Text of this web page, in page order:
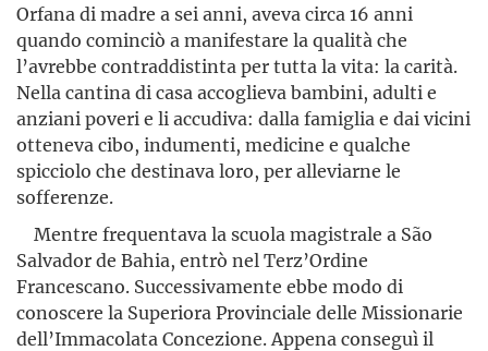
Orfana di madre a sei anni, aveva circa 16 anni
quando cominciò a manifestare la qualità che
l’avrebbe contrad­distinta per tutta la vita: la carità.
Nella cantina di casa accoglieva bambini, adulti e
anziani poveri e li accudiva: dalla famiglia e dai vicini
otteneva cibo, indumenti, medicine e qualche
spicciolo che destinava loro, per alleviarne le
sofferenze.
Mentre frequentava la scuola magistrale a São
Salvador de Bahia, entrò nel Terz’Ordine
Francescano. Successivamente ebbe modo di
conoscere la Superiora Provinciale delle Missionarie
del­l’Immacolata Concezione. Appena conseguì il